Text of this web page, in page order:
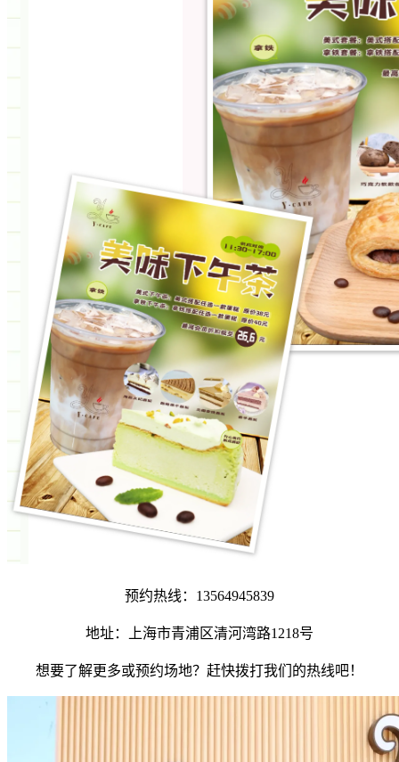
预约热线：13564945839
地址：上海市青浦区清河湾路1218号
想要了解更多或预约场地？赶快拨打我们的热线吧！